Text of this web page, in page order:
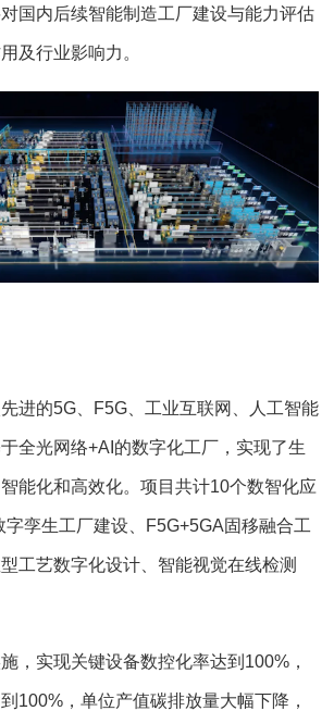
国内后续智能制造工厂建设与能力评估
及行业影响力。
进的5G、F5G、工业互联网、人工智能
全光网络+AI的数字化工厂，实现了生
能化和高效化。项目共计10个数智化应
字孪生工厂建设、F5G+5GA固移融合工
工艺数字化设计、智能视觉在线检测
，实现关键设备数控化率达到100%，
100%，单位产值碳排放量大幅下降，